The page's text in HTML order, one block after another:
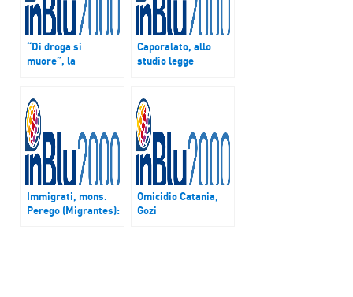
“Di droga si
muore”, la
una giovane che ha
rischiato la vita
Caporalato, allo
studio legge
Fai-Cisl: “Bene
governo. Lanciare
controffensiva”
Immigrati, mons.
Perego (Migrantes):
Omicidio Catania,
Gozi